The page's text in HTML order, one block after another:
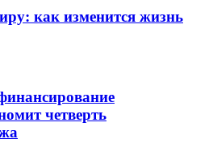
как изменится жизнь
четверть